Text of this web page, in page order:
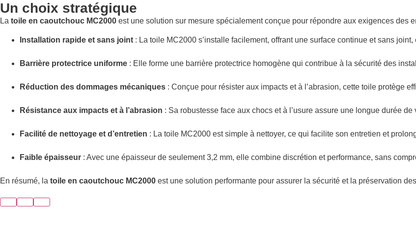
Un choix stratégique
La toile en caoutchouc MC2000 est une solution sur mesure spécialement conçue pour répondre aux exigences des
Installation rapide et sans joint : La toile MC2000 s’installe facilement, offrant une surface continue et sans
Barrière protectrice uniforme : Elle forme une barrière protectrice homogène qui contribue à la sécurité des
Réduction des dommages mécaniques : Conçue pour résister aux impacts et à l’abrasion, cette toile protège
Résistance aux impacts et à l’abrasion : Sa robustesse face aux chocs et à l’usure assure une longue durée
Facilité de nettoyage et d’entretien : La toile MC2000 est simple à nettoyer, ce qui facilite son entretien et
Faible épaisseur : Avec une épaisseur de seulement 3,2 mm, elle combine discrétion et performance, sans
En résumé, la toile en caoutchouc MC2000 est une solution performante pour assurer la sécurité et la préservation